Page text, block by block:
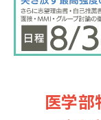
医学